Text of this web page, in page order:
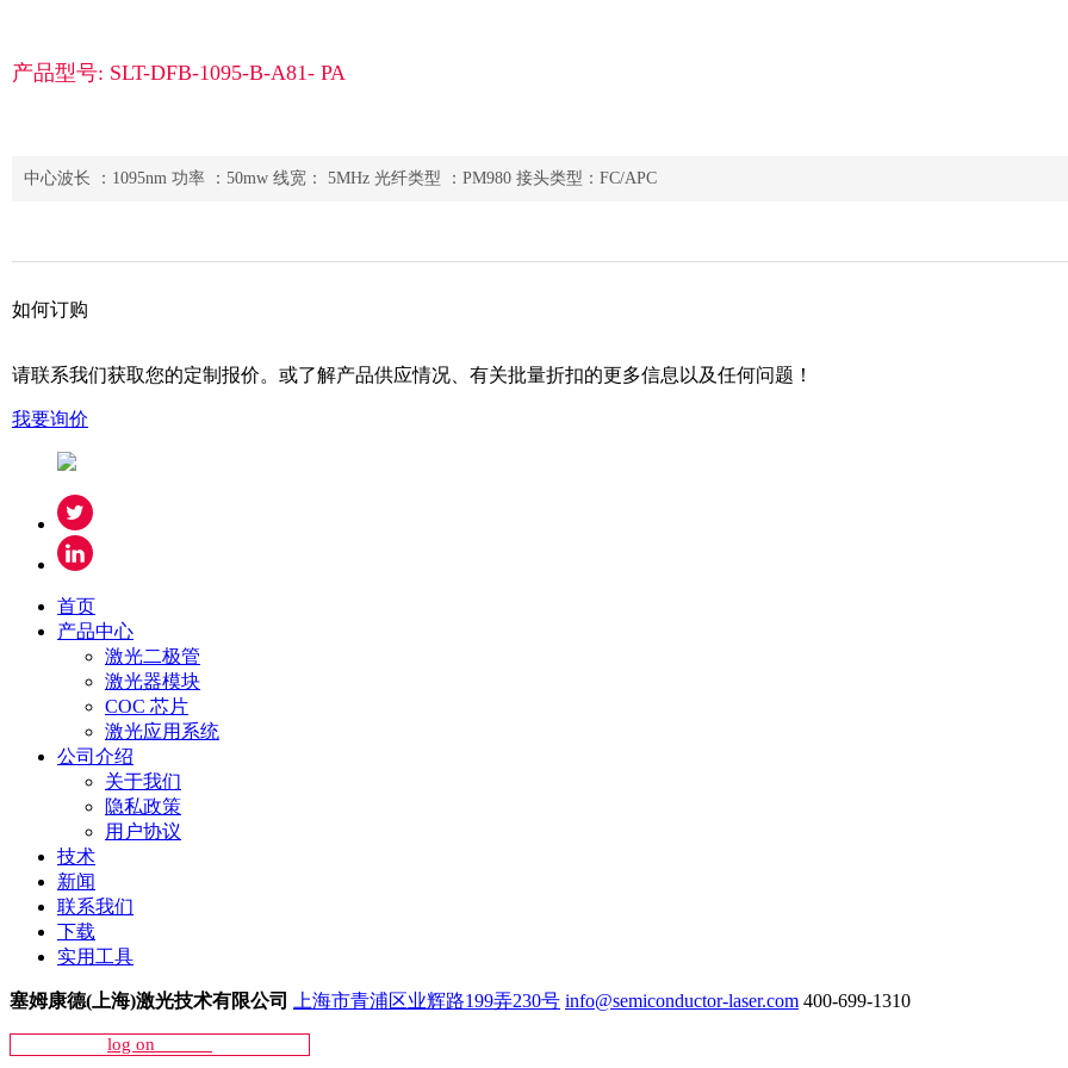
产品型号: SLT-DFB-1095-B-A81- PA
中心波长 ：1095nm 功率 ：50mw 线宽： 5MHz 光纤类型 ：PM980 接头类型：FC/APC
如何订购
请联系我们获取您的定制报价。或了解产品供应情况、有关批量折扣的更多信息以及任何问题！
我要询价
首页
产品中心
激光二极管
激光器模块
COC 芯片
激光应用系统
公司介绍
关于我们
隐私政策
用户协议
技术
新闻
联系我们
下载
实用工具
塞姆康德(上海)激光技术有限公司 上海市青浦区业辉路199弄230号 info@semiconductor-laser.com 400-699-1310
log on